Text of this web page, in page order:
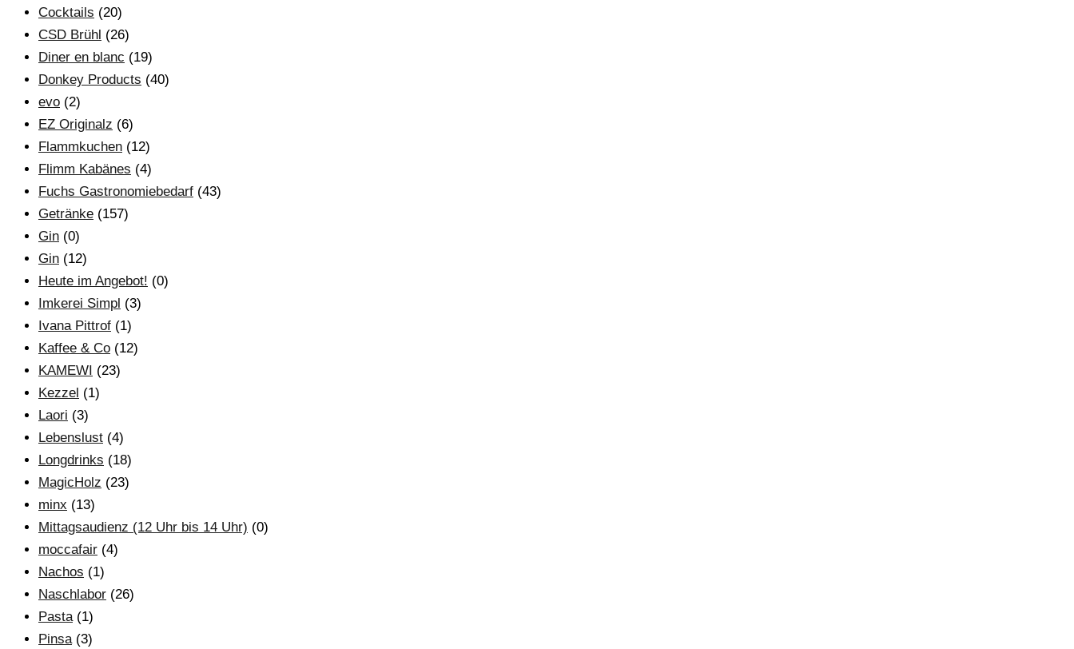
Cocktails (20)
CSD Brühl (26)
Diner en blanc (19)
Donkey Products (40)
evo (2)
EZ Originalz (6)
Flammkuchen (12)
Flimm Kabänes (4)
Fuchs Gastronomiebedarf (43)
Getränke (157)
Gin (0)
Gin (12)
Heute im Angebot! (0)
Imkerei Simpl (3)
Ivana Pittrof (1)
Kaffee & Co (12)
KAMEWI (23)
Kezzel (1)
Laori (3)
Lebenslust (4)
Longdrinks (18)
MagicHolz (23)
minx (13)
Mittagsaudienz (12 Uhr bis 14 Uhr) (0)
moccafair (4)
Nachos (1)
Naschlabor (26)
Pasta (1)
Pinsa (3)